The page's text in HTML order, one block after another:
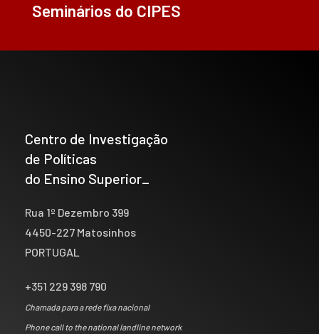
Seminários do CIPES
Centro de Investigação
de Políticas
do Ensino Superior_
Rua 1º Dezembro 399
4450-227 Matosinhos
PORTUGAL
+351 229 398 790
Chamada para a rede fixa nacional
Phone call to the national landline network